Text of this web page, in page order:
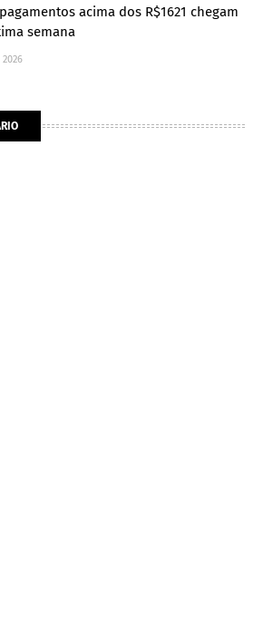
acima dos R$1621 chegam
semana